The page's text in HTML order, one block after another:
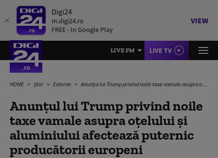
Digi24
m.digi24.ro
FREE - In Google Play
VIEW
LIVE FM LIVE TV
HOME Știri Externe Anunțul lui Trump privind noile taxe vamale asupra oțelului și aluminiului afectează puternic producătorii europeni
Anunțul lui Trump privind noile
taxe vamale asupra oțelului și
aluminiului afectează puternic
producătorii europeni